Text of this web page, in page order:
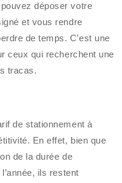
déposer votre
et vous rendre
de temps. C’est une
ceux qui recherchent une
tracas.
de stationnement à
En effet, bien que
de la durée de
ils restent